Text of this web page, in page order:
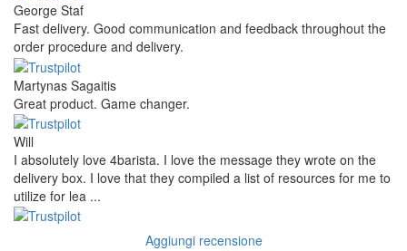
George Staf
Fast delivery. Good communication and feedback throughout the
order procedure and delivery.
Martynas Sagaitis
Great product. Game changer.
Will
I absolutely love 4barista. I love the message they wrote on the
delivery box. I love that they compiled a list of resources for me to
utilize for lea ...
Aggiungi recensione